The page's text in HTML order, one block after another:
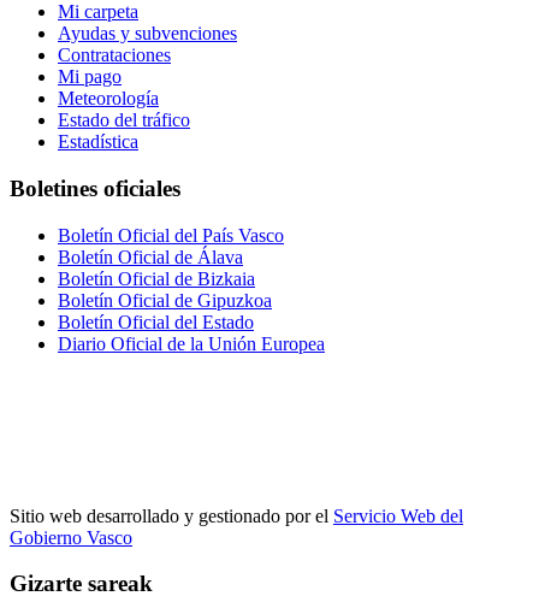
Mi carpeta
Ayudas y subvenciones
Contrataciones
Mi pago
Meteorología
Estado del tráfico
Estadística
Boletines oficiales
Boletín Oficial del País Vasco
Boletín Oficial de Álava
Boletín Oficial de Bizkaia
Boletín Oficial de Gipuzkoa
Boletín Oficial del Estado
Diario Oficial de la Unión Europea
Sitio web desarrollado y gestionado por el Servicio Web del
Gobierno Vasco
Gizarte sareak